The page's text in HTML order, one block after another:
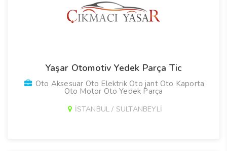
Yaşar Otomotiv Yedek Parça Tic
Oto Aksesuar Oto Elektrik Oto jant Oto Kaporta
Oto Motor Oto Yedek Parça
İSTANBUL / SULTANBEYLİ